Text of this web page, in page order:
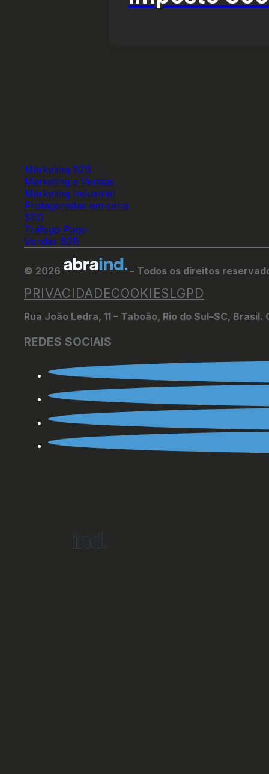
Marketing B2B
Marketing e Vendas
Marketing Industrial
Protagonistas em cena
SEO
Tráfego Pago
Vendas B2B
© 2026 – Todos os direitos
PRIVACIDADECOOKIES LGPD
Rua João Ledra, 11 – Taboão, Rio do Sul–SC, Brasil.
REDES SOCIAIS